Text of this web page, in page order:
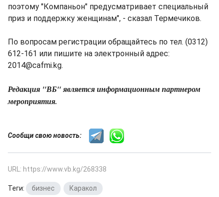
поэтому "Компаньон" предусматривает специальный
приз и поддержку женщинам", - сказал Термечиков.
По вопросам регистрации обращайтесь по тел. (0312)
612-161 или пишите на электронный адрес:
2014@cafmi.kg.
Редакция "ВБ" является информационным партнером
мероприятия.
Сообщи свою новость:
URL: https://www.vb.kg/268338
Теги: бизнес Каракол